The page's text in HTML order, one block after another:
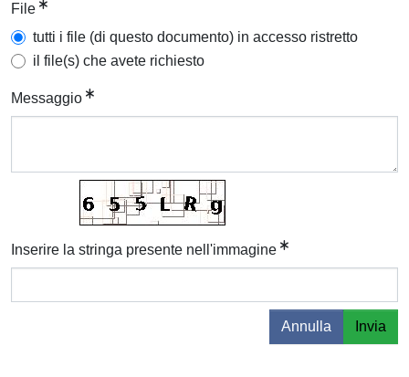
File
tutti i file (di questo documento) in accesso ristretto
il file(s) che avete richiesto
Messaggio
Inserire la stringa presente nell'immagine
Annulla Invia